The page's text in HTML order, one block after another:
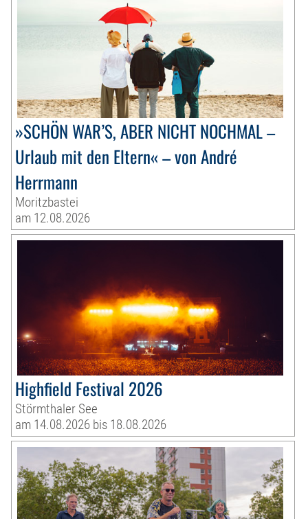
»SCHÖN WAR’S, ABER NICHT NOCHMAL –
Urlaub mit den Eltern« – von André
Herrmann
Moritzbastei
am 12.08.2026
Highfield Festival 2026
Störmthaler See
am 14.08.2026 bis 18.08.2026